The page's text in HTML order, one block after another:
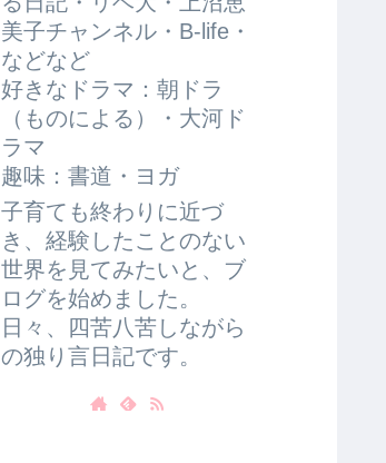
美子チャンネル・B-life・
などなど
好きなドラマ：朝ドラ
（ものによる）・大河ド
ラマ
趣味：書道・ヨガ
子育ても終わりに近づ
き、経験したことのない
世界を見てみたいと、ブ
ログを始めました。
日々、四苦八苦しながら
の独り言日記です。